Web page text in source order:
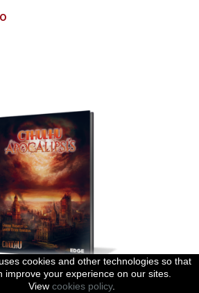
cookies and other technologies so that
improve your experience on our sites.
View cookies policy.